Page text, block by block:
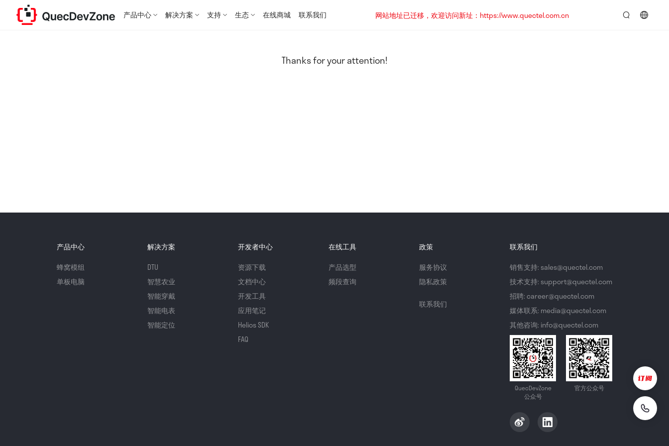
产品中心 解决方案 支持 生态 在线商城 联系我们
网站地址已迁移，欢迎访问新址：https://www.quectel.com.cn
Thanks for your attention!
产品中心
蜂窝模组
单板电脑
解决方案
DTU
智慧农业
智能穿戴
智能电表
智能定位
开发者中心
资源下载
文档中心
开发工具
应用笔记
Helios SDK
FAQ
在线工具
产品选型
频段查询
政策
服务协议
隐私政策
联系我们
联系我们
销售支持: sales@quectel.com
技术支持: support@quectel.com
招聘: career@quectel.com
媒体联系: media@quectel.com
其他咨询: info@quectel.com
QuecDevZone
公众号
官方公众号